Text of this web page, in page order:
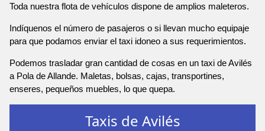
Toda nuestra flota de vehículos dispone de amplios maleteros.
Indíquenos el número de pasajeros o si llevan mucho equipaje
para que podamos enviar el taxi idoneo a sus requerimientos.
Podemos trasladar gran cantidad de cosas en un taxi de Avilés
a Pola de Allande. Maletas, bolsas, cajas, transportines,
enseres, pequeños muebles, lo que quepa.
Taxis de Avilés